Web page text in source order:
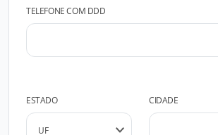
TELEFONE COM DDD
ESTADO CIDADE